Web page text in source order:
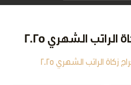
الراتب الشهري 2025
زكاة الراتب الشهري 2025